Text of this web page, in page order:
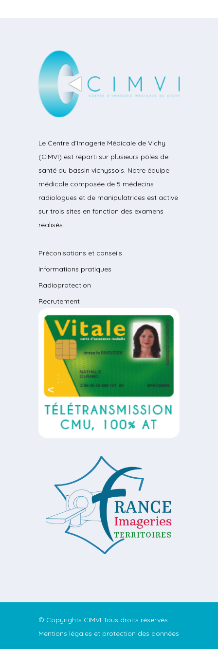
Le Centre d’Imagerie Médicale de Vichy
(CIMVI) est réparti sur plusieurs pôles de
santé du bassin vichyssois. Notre équipe
médicale composée de 5 médecins
radiologues et de manipulatrices est active
sur trois sites en fonction des examens
réalisés.
Préconisations et conseils
Informations pratiques
Radioprotection
Recrutement
© Copyrights CIMVI Tous droits réservés
Mentions légales et protection des données